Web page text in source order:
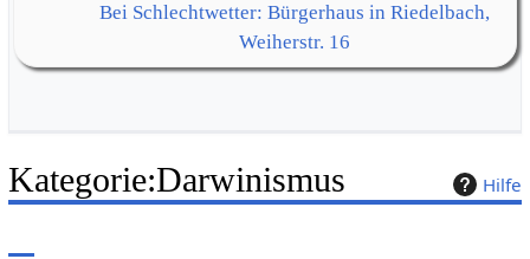
Bei Schlechtwetter: Bürgerhaus in Riedelbach,
Weiherstr. 16
Hilfe
Kategorie:Darwinismus